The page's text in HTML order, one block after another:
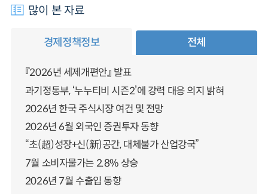
많이 본 자료
경제정책정보 전체
『2026년 세제개편안』 발표
과기정통부, ‘누누티비 시즌2’에 강력 대응 의지 밝혀
2026년 한국 주식시장 여건 및 전망
2026년 6월 외국인 증권투자 동향
“초(超)성장+신(新)공간, 대체불가 산업강국”
7월 소비자물가는 2.8% 상승
2026년 7월 수출입 동향